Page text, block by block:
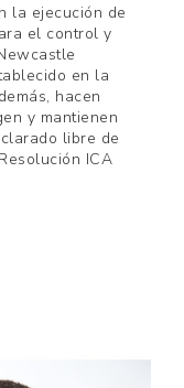
la ejecución de
el control y
en la
hacen
y mantienen
libre de
ICA